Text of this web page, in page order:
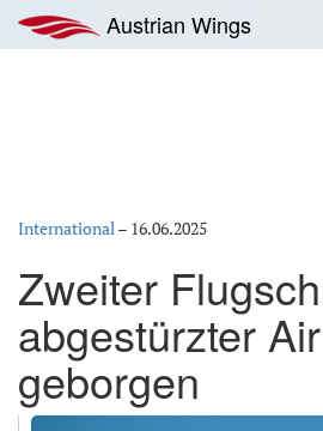
Inhalt
springen
Austrian Wings
International– 16.06.2025
Zweiter
abgestürzter
geborgen